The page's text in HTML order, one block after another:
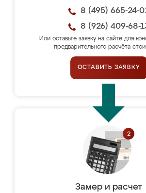
8 (495) 665-24-
8 (926) 409-68-
Или оставьте заявку на сайте для
предварительного расчёта
ОСТАВИТЬ ЗАЯВКУ
Замер и расчет